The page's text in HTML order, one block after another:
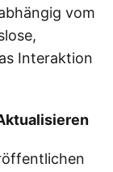
vom
Interaktion